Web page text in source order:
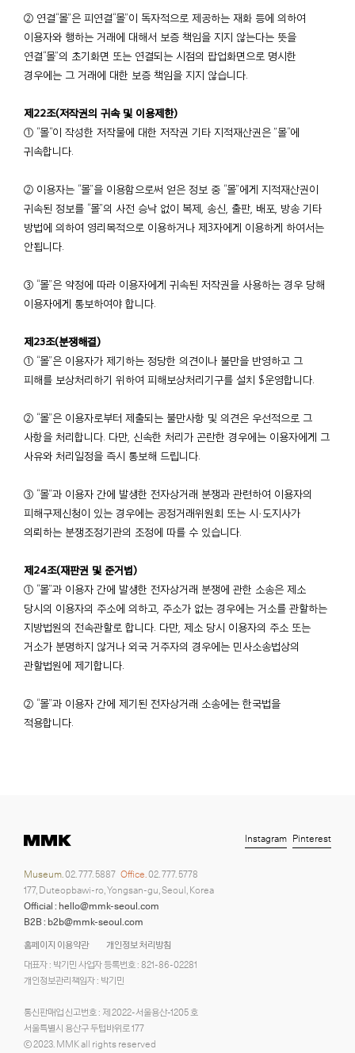
② 연결“몰”은 피연결“몰”이 독자적으로 제공하는 재화 등에 의하여
이용자와 행하는 거래에 대해서 보증 책임을 지지 않는다는 뜻을
연결“몰”의 초기화면 또는 연결되는 시점의 팝업화면으로 명시한
경우에는 그 거래에 대한 보증 책임을 지지 않습니다.
제22조(저작권의 귀속 및 이용제한)
① “몰“이 작성한 저작물에 대한 저작권 기타 지적재산권은 ”몰“에
귀속합니다.
② 이용자는 “몰”을 이용함으로써 얻은 정보 중 “몰”에게 지적재산권이
귀속된 정보를 “몰”의 사전 승낙 없이 복제, 송신, 출판, 배포, 방송 기타
방법에 의하여 영리목적으로 이용하거나 제3자에게 이용하게 하여서는
안됩니다.
③ “몰”은 약정에 따라 이용자에게 귀속된 저작권을 사용하는 경우 당해
이용자에게 통보하여야 합니다.
제23조(분쟁해결)
① “몰”은 이용자가 제기하는 정당한 의견이나 불만을 반영하고 그
피해를 보상처리하기 위하여 피해보상처리기구를 설치 $운영합니다.
② “몰”은 이용자로부터 제출되는 불만사항 및 의견은 우선적으로 그
사항을 처리합니다. 다만, 신속한 처리가 곤란한 경우에는 이용자에게 그
사유와 처리일정을 즉시 통보해 드립니다.
③ “몰”과 이용자 간에 발생한 전자상거래 분쟁과 관련하여 이용자의
피해구제신청이 있는 경우에는 공정거래위원회 또는 시·도지사가
의뢰하는 분쟁조정기관의 조정에 따를 수 있습니다.
제24조(재판권 및 준거법)
① “몰”과 이용자 간에 발생한 전자상거래 분쟁에 관한 소송은 제소
당시의 이용자의 주소에 의하고, 주소가 없는 경우에는 거소를 관할하는
지방법원의 전속관할로 합니다. 다만, 제소 당시 이용자의 주소 또는
거소가 분명하지 않거나 외국 거주자의 경우에는 민사소송법상의
관할법원에 제기합니다.
② “몰”과 이용자 간에 제기된 전자상거래 소송에는 한국법을
적용합니다.
홈페이지 이용약관
개인정보 처리방침
대표자 : 박기민 사업자 등록번호 : 821-86-02281
개인정보관리책임자 : 박기민
통신판매업 신고번호 : 제 2022-서울용산-1205 호
서울특별시 용산구 두텁바위로 177
ⓒ 2023. MMK all rights reserved
Museum.02. 777. 5887 Office.02. 777. 5778
177, Duteopbawi-ro, Yongsan-gu, Seoul, Korea
Official : hello@mmk-seoul.com
B2B : b2b@mmk-seoul.com
Instagram Pinterest